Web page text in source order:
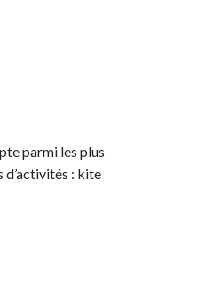
parmi les plus
d’activités : kite